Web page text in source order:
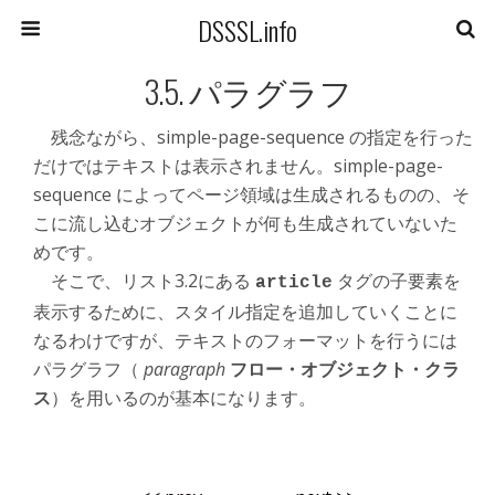
DSSSL.info
3.5. パラグラフ
残念ながら、simple-page-sequence の指定を行った
だけではテキストは表示されません。simple-page-
sequence によってページ領域は生成されるものの、そ
こに流し込むオブジェクトが何も生成されていないた
めです。
そこで、リスト3.2にある article タグの子要素を
表示するために、スタイル指定を追加していくことに
なるわけですが、テキストのフォーマットを行うには
パラグラフ（ paragraph フロー・オブジェクト・クラ
ス）を用いるのが基本になります。